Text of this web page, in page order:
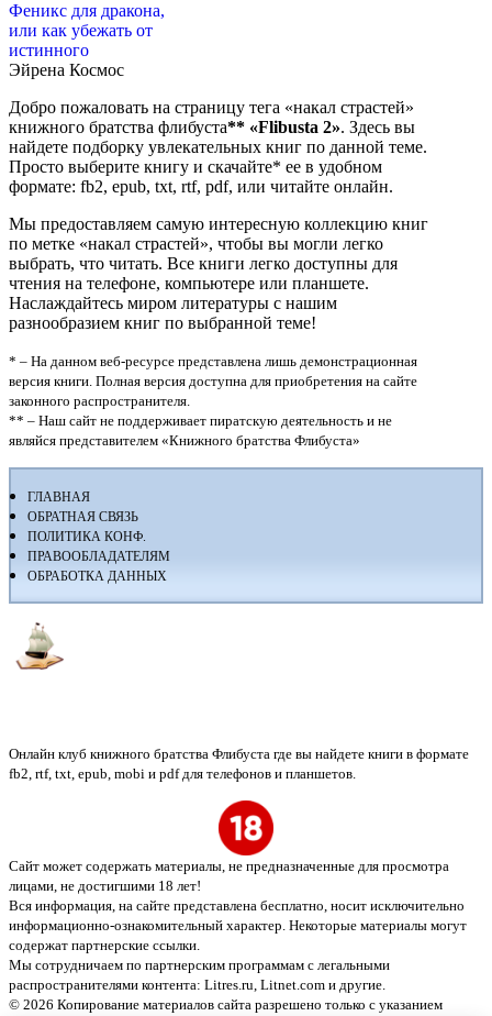
Феникс для дракона,
или как убежать от
истинного
Эйрена Космос
Добро пожаловать на страницу тега «накал страстей»
книжного братства флибуста** «Flibusta 2». Здесь вы
найдете подборку увлекательных книг по данной теме.
Просто выберите книгу и скачайте* ее в удобном
формате: fb2, epub, txt, rtf, pdf, или читайте онлайн.
Мы предоставляем самую интересную коллекцию книг
по метке «накал страстей», чтобы вы могли легко
выбрать, что читать. Все книги легко доступны для
чтения на телефоне, компьютере или планшете.
Наслаждайтесь миром литературы с нашим
разнообразием книг по выбранной теме!
* – На данном веб-ресурсе представлена лишь демонстрационная
версия книги. Полная версия доступна для приобретения на сайте
законного распространителя.
** – Наш сайт не поддерживает пиратскую деятельность и не
являйся представителем «Книжного братства Флибуста»
ГЛАВНАЯ
ОБРАТНАЯ СВЯЗЬ
ПОЛИТИКА КОНФ.
ПРАВООБЛАДАТЕЛЯМ
ОБРАБОТКА ДАННЫХ
Онлайн клуб книжного братства Флибуста где вы найдете книги в формате
fb2, rtf, txt, epub, mobi и pdf для телефонов и планшетов.
Сайт может содержать материалы, не предназначенные для просмотра
лицами, не достигшими 18 лет!
Вся информация, на сайте представлена бесплатно, носит исключительно
информационно-ознакомительный характер. Некоторые материалы могут
содержат партнерские ссылки.
Мы сотрудничаем по партнерским программам с легальными
распространителями контента: Litres.ru, Litnet.com и другие.
© 2026 Копирование материалов сайта разрешено только с указанием